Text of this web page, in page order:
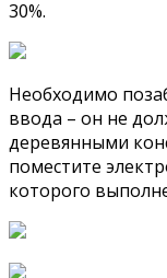
30%.
Необходимо
ввода – он не
деревянными
поместите
которого